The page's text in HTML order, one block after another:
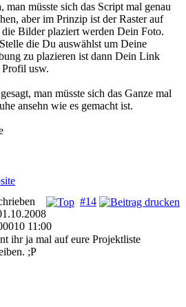
man müsste sich das Script mal genau
aber im Prinzip ist der Raster auf
die Bilder plaziert werden Dein Foto.
die Du auswählst um Deine
zu plazieren ist dann Dein Link
Profil usw.
man müsste sich das Ganze mal
ansehn wie es gemacht ist.
#14
11:00
ihr ja mal auf eure Projektliste
;P